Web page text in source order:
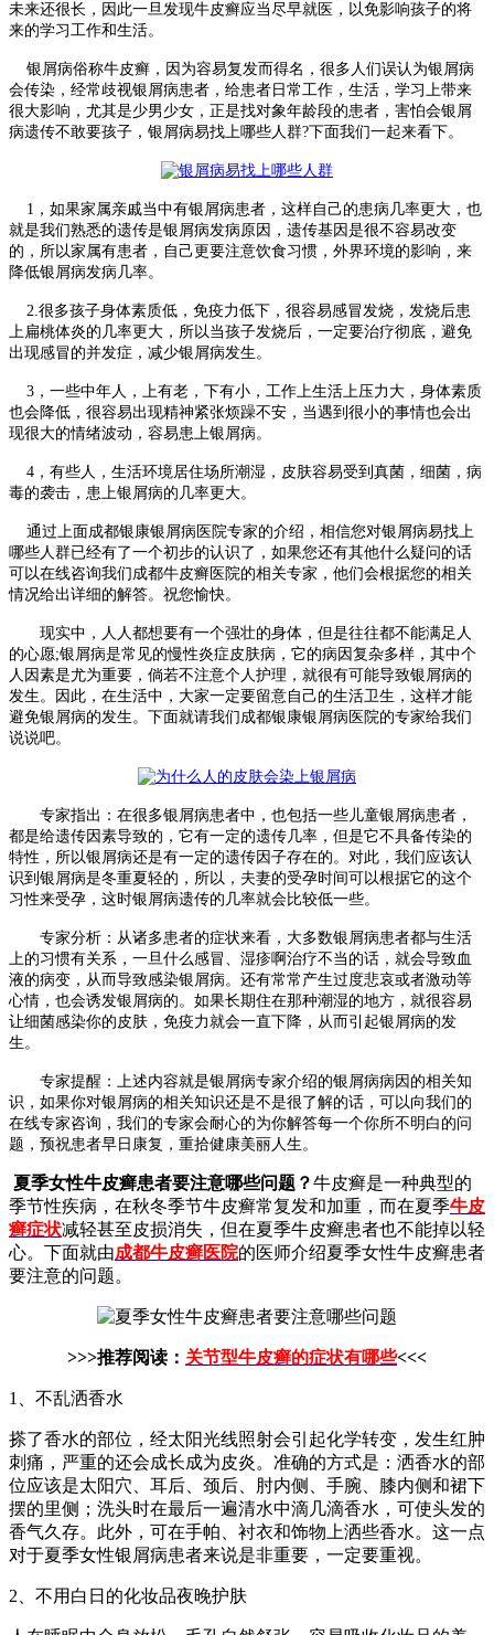
未来还很长，因此一旦发现牛皮癣应当尽早就医，以免影响孩子的将
来的学习工作和生活。
银屑病俗称牛皮癣，因为容易复发而得名，很多人们误认为银屑病
会传染，经常歧视银屑病患者，给患者日常工作，生活，学习上带来
很大影响，尤其是少男少女，正是找对象年龄段的患者，害怕会银屑
病遗传不敢要孩子，银屑病易找上哪些人群?下面我们一起来看下。
1，如果家属亲戚当中有银屑病患者，这样自己的患病几率更大，也
就是我们熟悉的遗传是银屑病发病原因，遗传基因是很不容易改变
的，所以家属有患者，自己更要注意饮食习惯，外界环境的影响，来
降低银屑病发病几率。
2.很多孩子身体素质低，免疫力低下，很容易感冒发烧，发烧后患
上扁桃体炎的几率更大，所以当孩子发烧后，一定要治疗彻底，避免
出现感冒的并发症，减少银屑病发生。
3，一些中年人，上有老，下有小，工作上生活上压力大，身体素质
也会降低，很容易出现精神紧张烦躁不安，当遇到很小的事情也会出
现很大的情绪波动，容易患上银屑病。
4，有些人，生活环境居住场所潮湿，皮肤容易受到真菌，细菌，病
毒的袭击，患上银屑病的几率更大。
通过上面成都银康银屑病医院专家的介绍，相信您对银屑病易找上
哪些人群已经有了一个初步的认识了，如果您还有其他什么疑问的话
可以在线咨询我们成都牛皮癣医院的相关专家，他们会根据您的相关
情况给出详细的解答。祝您愉快。
现实中，人人都想要有一个强壮的身体，但是往往都不能满足人
的心愿;银屑病是常见的慢性炎症皮肤病，它的病因复杂多样，其中个
人因素是尤为重要，倘若不注意个人护理，就很有可能导致银屑病的
发生。因此，在生活中，大家一定要留意自己的生活卫生，这样才能
避免银屑病的发生。下面就请我们成都银康银屑病医院的专家给我们
说说吧。
专家指出：在很多银屑病患者中，也包括一些儿童银屑病患者，
都是给遗传因素导致的，它有一定的遗传几率，但是它不具备传染的
特性，所以银屑病还是有一定的遗传因子存在的。对此，我们应该认
识到银屑病是冬重夏轻的，所以，夫妻的受孕时间可以根据它的这个
习性来受孕，这时银屑病遗传的几率就会比较低一些。
专家分析：从诸多患者的症状来看，大多数银屑病患者都与生活
上的习惯有关系，一旦什么感冒、湿疹啊治疗不当的话，就会导致血
液的病变，从而导致感染银屑病。还有常常产生过度悲哀或者激动等
心情，也会诱发银屑病的。如果长期住在那种潮湿的地方，就很容易
让细菌感染你的皮肤，免疫力就会一直下降，从而引起银屑病的发
生。
专家提醒：上述内容就是银屑病专家介绍的银屑病病因的相关知
识，如果你对银屑病的相关知识还是不是很了解的话，可以向我们的
在线专家咨询，我们的专家会耐心的为你解答每一个你所不明白的问
题，预祝患者早日康复，重拾健康美丽人生。
夏季女性牛皮癣患者要注意哪些问题？牛皮癣是一种典型的
季节性疾病，在秋冬季节牛皮癣常复发和加重，而在夏季牛皮
癣症状减轻甚至皮损消失，但在夏季牛皮癣患者也不能掉以轻
心。下面就由成都牛皮癣医院的医师介绍夏季女性牛皮癣患者
要注意的问题。
>>>推荐阅读： 关节型牛皮癣的症状有哪些<<<
1、不乱洒香水
搽了香水的部位，经太阳光线照射会引起化学转变，发生红肿
刺痛，严重的还会成长成为皮炎。准确的方式是：洒香水的部
位应该是太阳穴、耳后、颈后、肘内侧、手腕、膝内侧和裙下
摆的里侧；洗头时在最后一遍清水中滴几滴香水，可使头发的
香气久存。此外，可在手帕、衬衣和饰物上洒些香水。这一点
对于夏季女性银屑病患者来说是非重要，一定要重视。
2、不用白日的化妆品夜晚护肤